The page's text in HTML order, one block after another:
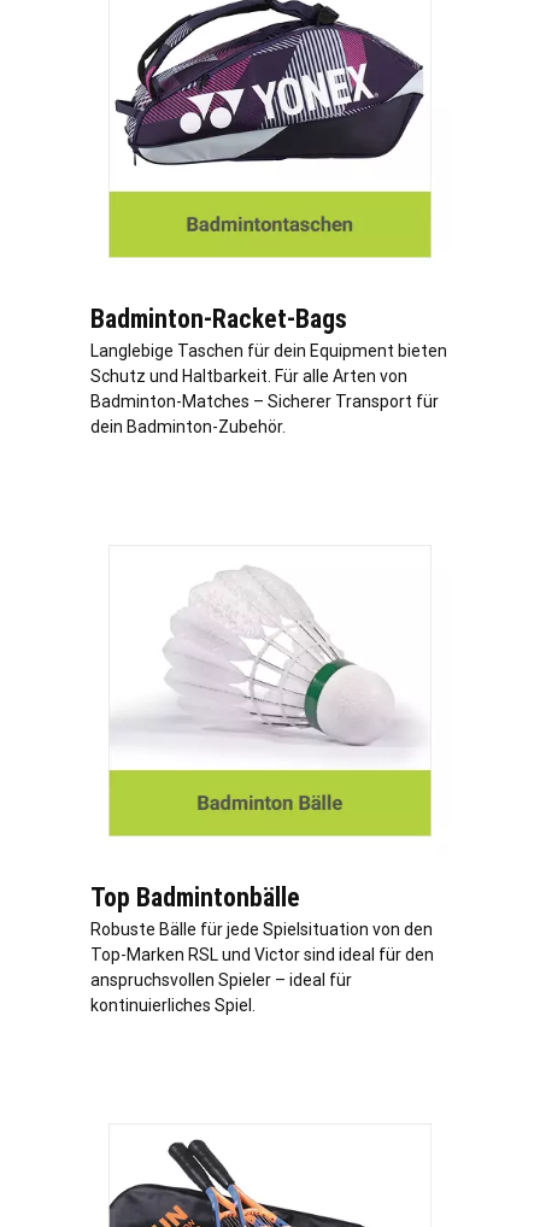
Badminton-Racket-Bags
Langlebige Taschen für dein Equipment bieten
Schutz und Haltbarkeit. Für alle Arten von
Badminton-Matches – Sicherer Transport für
dein Badminton-Zubehör.
Top Badmintonbälle
Robuste Bälle für jede Spielsituation von den
Top-Marken RSL und Victor sind ideal für den
anspruchsvollen Spieler – ideal für
kontinuierliches Spiel.